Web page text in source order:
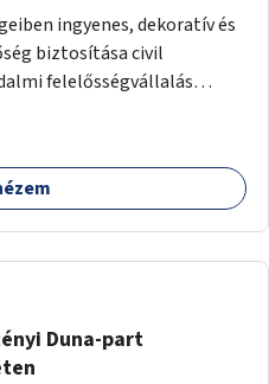
ingyenes, dekoratív és
biztosítása civil
felelősségvállalás
üzenetküldési lehetőséggel
közüzemi díjak nélkül, a
Duna-part